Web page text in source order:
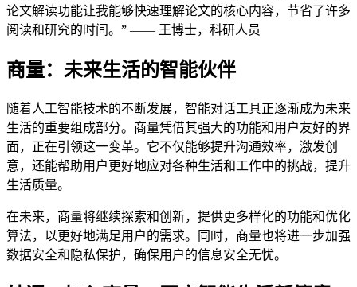
论文解读功能让我能够快速理解论文的核心内容，节省了许多
阅读和研究的时间。” —— 王博士，科研人员
商量：未来生活的智能伙伴
随着人工智能技术的不断发展，智能对话工具正逐渐成为未来
生活的重要组成部分。商量凭借其强大的功能和用户友好的界
面，正在引领这一变革。它不仅能够提升沟通效率，激发创
意，还能帮助用户更好地应对各种生活和工作中的挑战，提升
生活质量。
在未来，商量将继续探索和创新，提供更多样化的功能和优化
算法，以更好地满足用户的需求。同时，商量也将进一步加强
数据安全和隐私保护，确保用户的信息安全无忧。